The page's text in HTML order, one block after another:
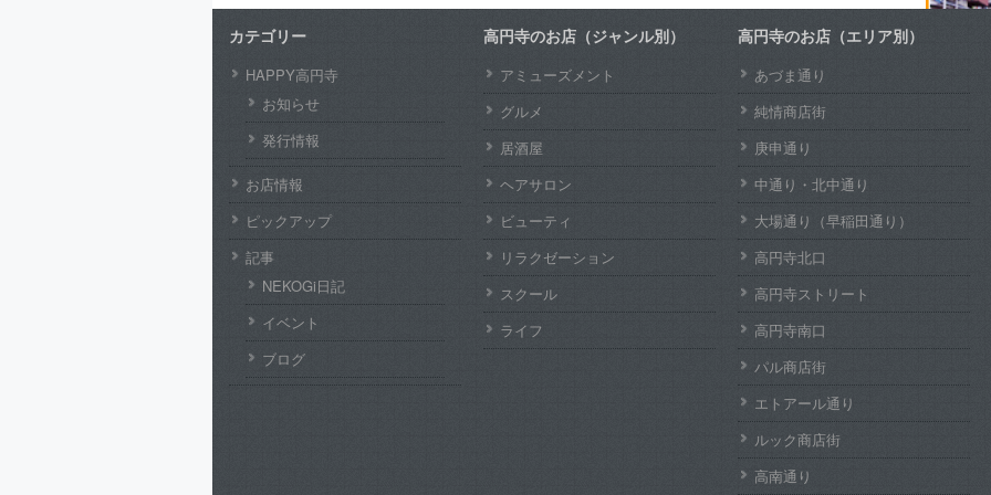
カテゴリー
HAPPY高円寺
お知らせ
発行情報
お店情報
ピックアップ
記事
NEKOGi日記
イベント
ブログ
高円寺のお店（ジャンル別）
アミューズメント
グルメ
居酒屋
ヘアサロン
ビューティ
リラクゼーション
スクール
ライフ
高円寺のお店（エリア別）
あづま通り
純情商店街
庚申通り
中通り・北中通り
大場通り（早稲田通り）
高円寺北口
高円寺ストリート
高円寺南口
パル商店街
エトアール通り
ルック商店街
高南通り